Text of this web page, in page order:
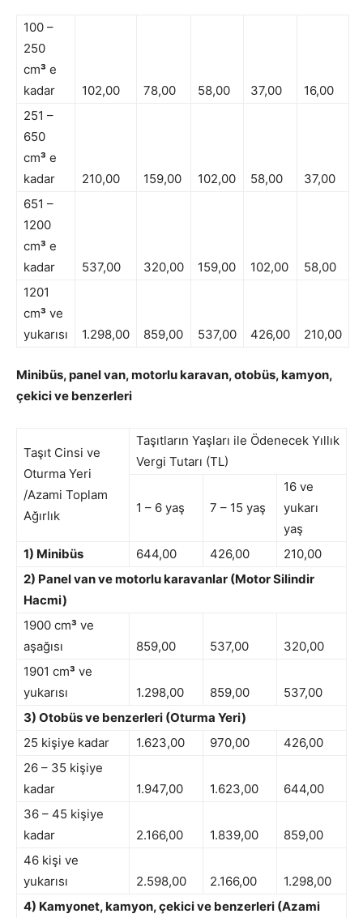
100 –
250
cm³ e
kadar
102,00 78,00 58,00 37,00
16,00
251 –
650
cm³ e
kadar
210,00 159,00 102,00 58,00
37,00
651 –
1200
cm³ e
kadar
537,00 320,00 159,00 102,00
58,00
1201
cm³ ve
yukarısı
1.298,00 859,00 537,00 426,00 210,00
Minibüs, panel van, motorlu karavan, otobüs, kamyon,
çekici ve benzerleri
Taşıt Cinsi ve
Oturma Yeri
/Azami Toplam
Ağırlık
Taşıtların Yaşları ile Ödenecek Yıllık
Vergi Tutarı (TL)
1 – 6 yaş 7 – 15 yaş
16 ve
yukarı
yaş
1) Minibüs
644,00 426,00
210,00
2) Panel van ve motorlu karavanlar (Motor Silindir
Hacmi)
1900 cm³ ve
aşağısı
859,00 537,00
320,00
1901 cm³ ve
yukarısı
1.298,00 859,00
537,00
3) Otobüs ve benzerleri (Oturma Yeri)
25 kişiye kadar
1.623,00 970,00
426,00
26 – 35 kişiye
kadar
1.947,00 1.623,00
644,00
36 – 45 kişiye
kadar
2.166,00 1.839,00
859,00
46 kişi ve
yukarısı
2.598,00 2.166,00
1.298,00
4) Kamyonet, kamyon, çekici ve benzerleri (Azami